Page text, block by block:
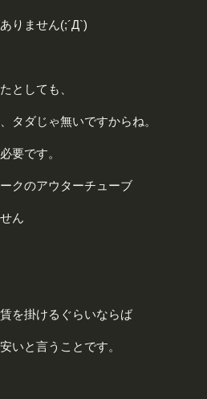
りません(;´Д`)
としても、
タダじゃ無いですからね。
要です。
クのアウターチューブ
ん
を掛けるぐらいならば
いと言うことです。